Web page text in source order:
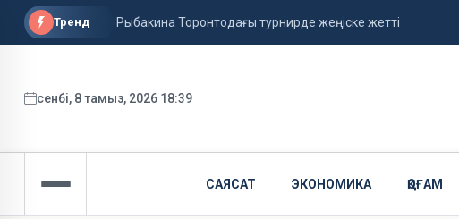
Тренд Рыбакина Торонтодағы турнирде жеңіске жетті
Украина КҚК нысандарға шабуыл жасамауға уәде берді
сенбі, 8 тамыз, 2026 18:39
САЯСАТ ЭКОНОМИКА ҚОҒАМ